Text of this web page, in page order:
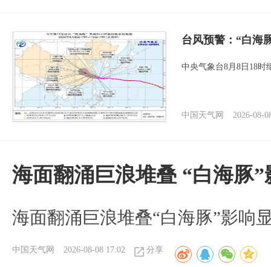
台风预警：“白海
中央气象台8月8日18时
中国天气网 2026-08-
海面翻涌巨浪堆叠 “白海豚”
海面翻涌巨浪堆叠“白海豚”影响
中国天气网 2026-08-08 17:02 分享